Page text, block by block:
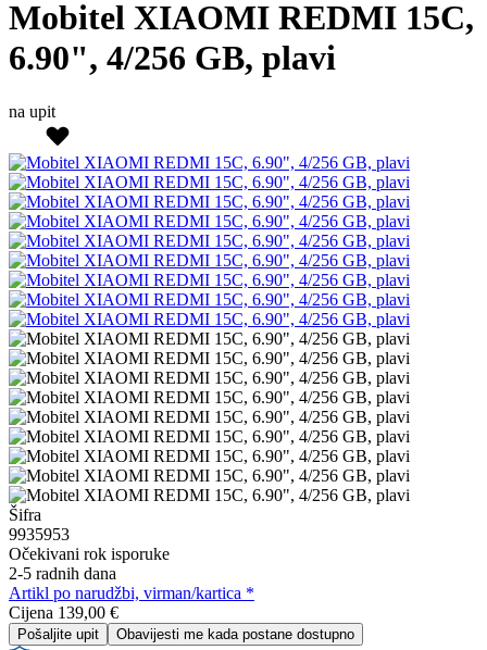
Mobitel XIAOMI REDMI 15C,
6.90", 4/256 GB, plavi
na upit
Šifra
9935953
Očekivani rok isporuke
2-5 radnih dana
Artikl po narudžbi, virman/kartica *
Cijena 139,00 €
Pošaljite upit Obavijesti me kada postane dostupno